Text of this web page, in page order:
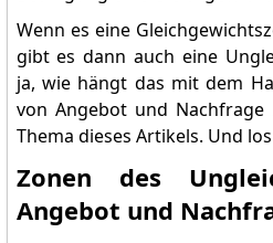
Wenn es eine
gibt es dann auch eine
ja, wie hängt das mit dem
von Angebot und Nachfrage
Thema dieses Artikels. Und
Zonen des
Angebot und